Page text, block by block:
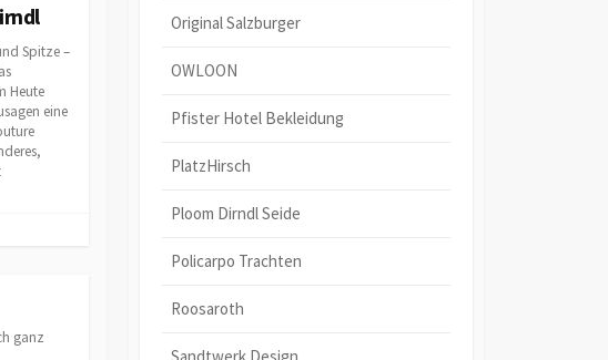
Spitze –
Heute
eine
ganz
Original Salzburger
OWLOON
Pfister Hotel Bekleidung
PlatzHirsch
Ploom Dirndl Seide
Policarpo Trachten
Roosaroth